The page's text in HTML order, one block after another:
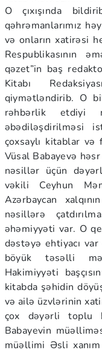
O çıxışında
qəhrəmanlarımız
və onların xatirəsi
Respublikasının
qəzet”in baş
Kitabı
qiymətləndirib. O
rəhbərlik etdiyi
əbədiləşdirilməsi
çoxsaylı kitablar
Vüsal Babayevə
nəsillər üçün
vəkili Ceyhun
Azərbaycan
nəsillərə
əhəmiyyəti var. O
dəstəyə ehtiyacı
böyük təsəlli
Hakimiyyəti
kitabda şəhidin
və ailə üzvlərinin
çox dəyərli toplu
Babayevin
müəllimi Əsli xanım